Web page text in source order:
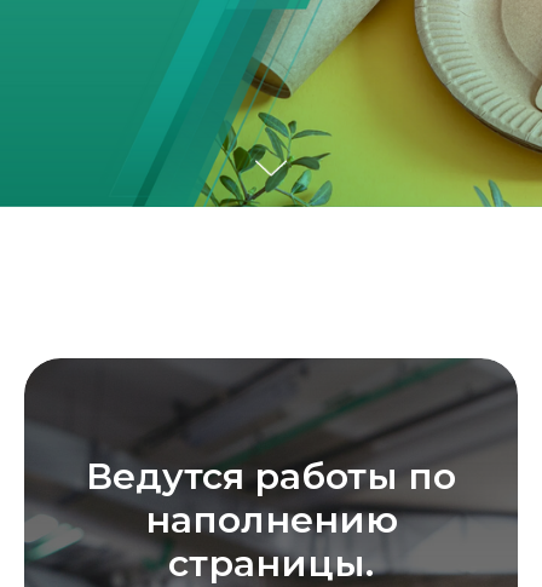
Ведутся работы по
наполнению
страницы.